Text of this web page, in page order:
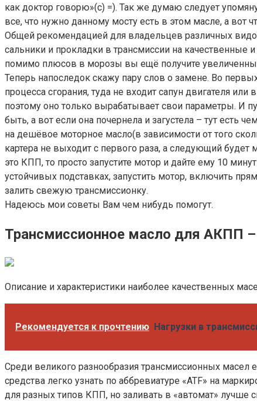
как доктор говорю»(с) =). Так же думаю следует
все, что нужно данному мосту есть в этом масле, а
Общей рекомендацией для владельцев различных
сальники и прокладки в трансмиссии на качественные
помимо плюсов в морозы вы ещё получите
Теперь напоследок скажу пару слов о замене. Во
процесса сгорания, туда не входит сапун двигателя
поэтому оно только вырабатывает свои параметры. И
быть, а вот если она почернела и загустела – тут есть
на дешёвое моторное масло(в зависимости от того
картера не выходит с первого раза, а следующий
это КПП, то просто запустите мотор и дайте ему 10
устойчивых подставках, запустить мотор, включить
залить свежую трансмиссионку.
Надеюсь мои советы Вам чем нибудь помогут.
Трансмиссионное масло для АКПП
Описание и характеристики наиболее качественных
Рекомендуется к прочтению Нагрузки в
Среди великого разнообразия трансмиссионных
средства легко узнать по аббревиатуре «ATF» на
для разных типов КПП, но заливать в «автомат»